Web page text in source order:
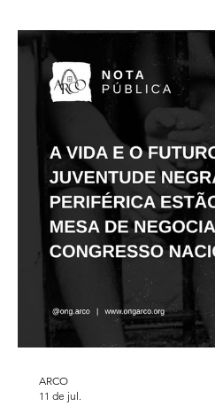
ARCO
11 de jul.